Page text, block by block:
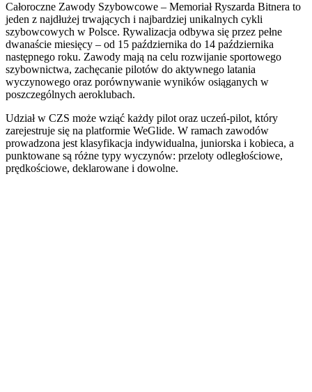
Całoroczne Zawody Szybowcowe – Memoriał Ryszarda Bitnera to
jeden z najdłużej trwających i najbardziej unikalnych cykli
szybowcowych w Polsce. Rywalizacja odbywa się przez pełne
dwanaście miesięcy – od 15 października do 14 października
następnego roku. Zawody mają na celu rozwijanie sportowego
szybownictwa, zachęcanie pilotów do aktywnego latania
wyczynowego oraz porównywanie wyników osiąganych w
poszczególnych aeroklubach.
Udział w CZS może wziąć każdy pilot oraz uczeń-pilot, który
zarejestruje się na platformie WeGlide. W ramach zawodów
prowadzona jest klasyfikacja indywidualna, juniorska i kobieca, a
punktowane są różne typy wyczynów: przeloty odległościowe,
prędkościowe, deklarowane i dowolne.